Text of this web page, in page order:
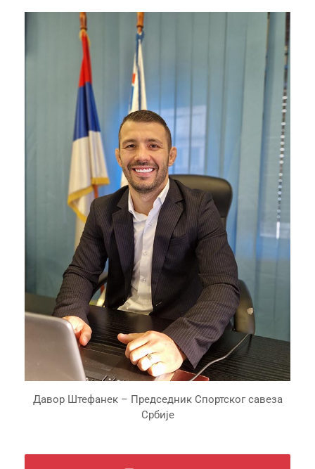
Давор Штефанек – Председник Спортског савеза
Србије